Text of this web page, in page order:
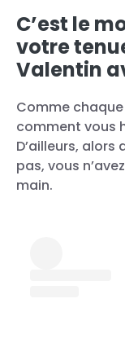
C’est le
votre
Valentin
Comme
comment vous
D’ailleurs,
pas, vous
main.